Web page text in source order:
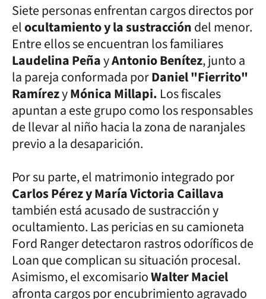
Siete personas enfrentan cargos directos por
elocultamiento y la sustraccióndel menor.
Entre ellos se encuentran los familiares
Laudelina PeñayAntonio Benítez, junto a
la pareja conformada porDaniel "Fierrito"
RamírezyMónica Millapi. Los fiscales
apuntan a este grupo como los responsables
de llevar al niño hacia la zona de naranjales
previo a la desaparición.
Por su parte, el matrimonio integrado por
Carlos Pérez y María Victoria Caillava
también está acusado de sustracción y
ocultamiento. Las pericias en su camioneta
Ford Ranger detectaron rastros odoríficos de
Loan que complican su situación procesal.
Asimismo, el excomisarioWalter Maciel
afronta cargos por encubrimiento agravado